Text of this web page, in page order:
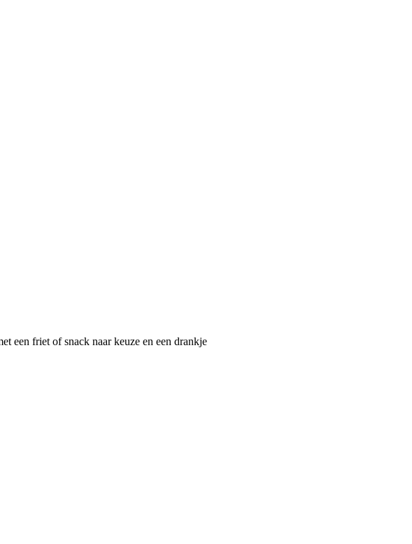
een friet of snack naar keuze en een drankje